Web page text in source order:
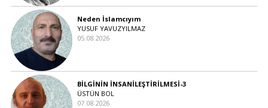
Neden İslamcıyım
YUSUF YAVUZYILMAZ
05.08.2026
BİLGİNİN İNSANİLEŞTİRİLMESİ-3
ÜSTÜN BOL
07.08.2026